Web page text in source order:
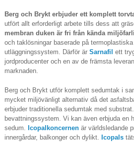
Berg och Brykt erbjuder ett komplett
utfört allt erforderligt arbete tills dess att
membran duken är fri från kända
och taklösningar baserade på
utläggningssystem. Därför är Sarnafil ett
jordproducenter och en av de främsta
marknaden.
Berg och Brykt utför komplett sedumtak i
mycket miljövänligt alternativ då det
erbjuder traditionella sedumtak med
bevattningssystem. Vi kan även erbjuda en
sedum. Icopalkoncernen är världsledande
innergårdar, balkonger och dylikt. Icopals